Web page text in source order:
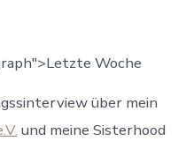
Woche
über mein
und meine Sisterhood